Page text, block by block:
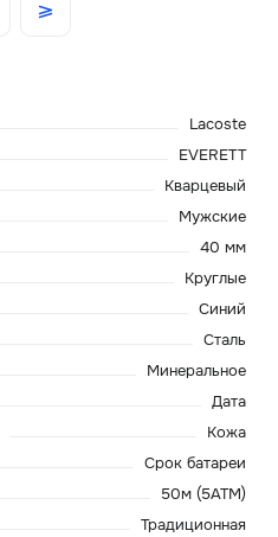
Lacoste
EVERETT
Кварцевый
Мужские
40 мм
Круглые
Синий
Сталь
Минеральное
Дата
Кожа
Срок батареи
50м (5ATM)
Традиционная